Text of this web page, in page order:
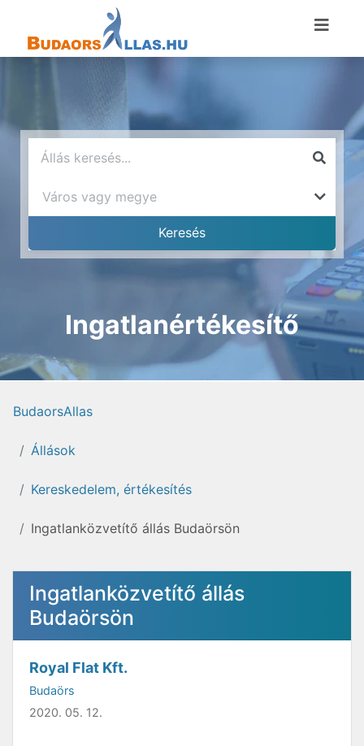
Ingatlanértékesítő
BudaorsAllas
Állások
Kereskedelem, értékesítés
Ingatlanközvetítő állás Budaörsön
Ingatlanközvetítő állás
Budaörsön
Royal Flat Kft.
Budaörs
2020. 05. 12.